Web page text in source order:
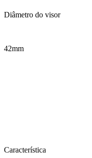
Diâmetro do visor
42mm
Característica